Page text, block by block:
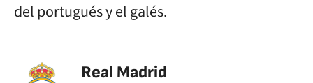
del portugués y el galés.
Real Madrid